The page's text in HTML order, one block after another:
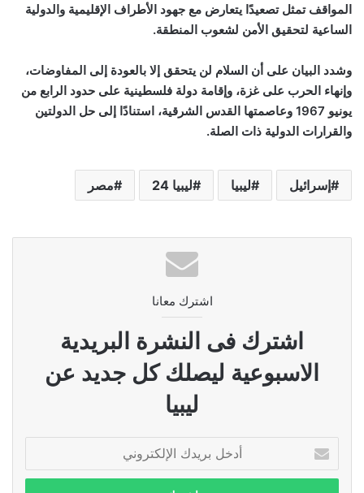
المواقف تمثل تصعيدًا يتعارض مع جهود الأطراف الإقليمية والدولية
الساعية لتحقيق الأمن لشعوب المنطقة.
وشدد البيان على أن السلام لن يتحقق إلا بالعودة إلى المفاوضات،
وإنهاء الحرب على غزة، وإقامة دولة فلسطينية على حدود الرابع من
يونيو 1967 وعاصمتها القدس الشرقية، استنادًا إلى حل الدولتين
والقرارات الدولية ذات الصلة.
إسرائيل ليبيا ليبيا 24 مصر
اشترك معانا
اشترك فى النشرة البريدية
الاسبوعية ليصلك كل جديد عن
ليبيا
بريدك
الإلكتروني